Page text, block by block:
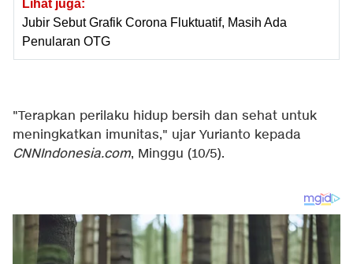
Lihat juga:
Jubir Sebut Grafik Corona Fluktuatif, Masih Ada
Penularan OTG
"Terapkan perilaku hidup bersih dan sehat untuk
meningkatkan imunitas," ujar Yurianto kepada
CNNIndonesia.com, Minggu (10/5).